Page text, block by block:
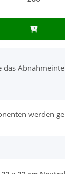
das
werden